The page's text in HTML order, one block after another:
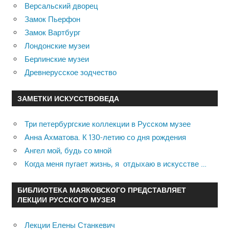
Версальский дворец
Замок Пьерфон
Замок Вартбург
Лондонские музеи
Берлинские музеи
Древнерусское зодчество
ЗАМЕТКИ ИСКУССТВОВЕДА
Три петербургские коллекции в Русском музее
Анна Ахматова. К 130-летию со дня рождения
Ангел мой, будь со мной
Когда меня пугает жизнь, я отдыхаю в искусстве …
БИБЛИОТЕКА МАЯКОВСКОГО ПРЕДСТАВЛЯЕТ
ЛЕКЦИИ РУССКОГО МУЗЕЯ
Лекции Елены Станкевич